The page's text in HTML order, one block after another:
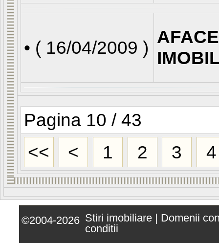
• ( 16/04/2009 )
Pagina 10 / 43
<<
< 1 2 3 4
©2004-2026 Stiri imobiliare | Domenii
conditii